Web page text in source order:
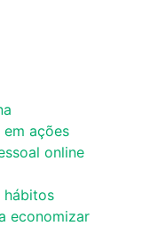
ações
online
hábitos
economizar